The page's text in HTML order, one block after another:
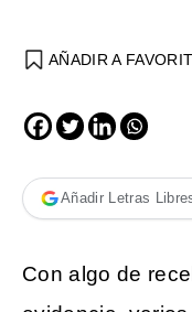
AÑADIR A
Añadir Letras
Con algo de